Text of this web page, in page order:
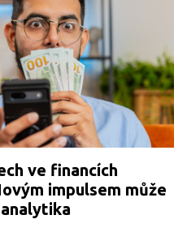
ve financích
impulsem může